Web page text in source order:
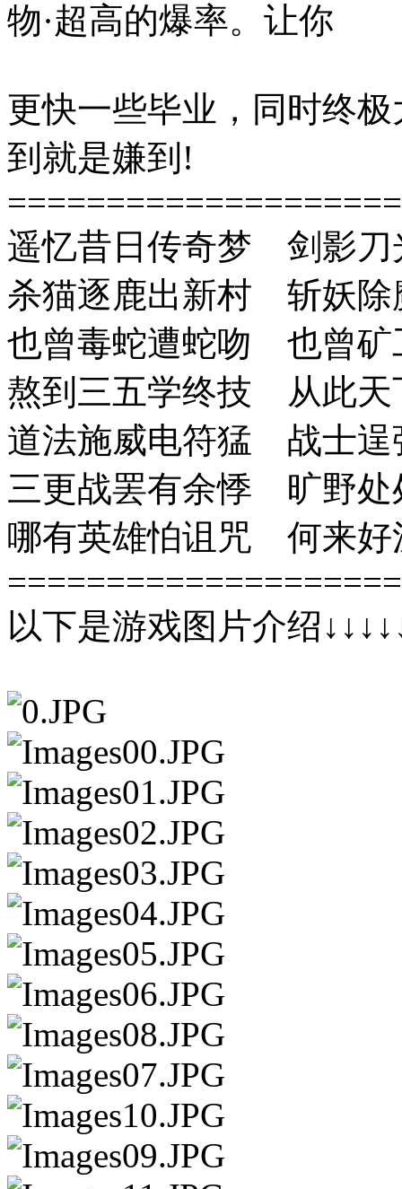
物·超高的爆率。让你
更快一些毕业，同时终
到就是嫌到!
遥忆昔日传奇梦 剑影
杀猫逐鹿出新村 斩妖
也曾毒蛇遭蛇吻 也曾
熬到三五学终技 从此
道法施威电符猛 战士
三更战罢有余悸 旷野
哪有英雄怕诅咒 何来
以下是游戏图片介绍